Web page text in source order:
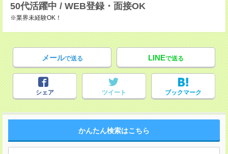
50代活躍中 / WEB登録・面接OK
※業界未経験OK！
メールで送る LINEで送る
シェア ツイート ブックマーク
かんたん検索はこちら